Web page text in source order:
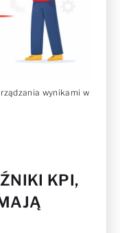
wynikami w
KPI,